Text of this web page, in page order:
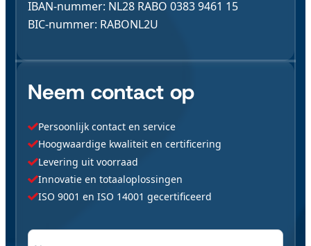
IBAN-nummer: NL28 RABO 0383 9461 15
BIC-nummer: RABONL2U
Neem contact op
Persoonlijk contact en service
Hoogwaardige kwaliteit en certificering
Levering uit voorraad
Innovatie en totaaloplossingen
ISO 9001 en ISO 14001 gecertificeerd
"Naam